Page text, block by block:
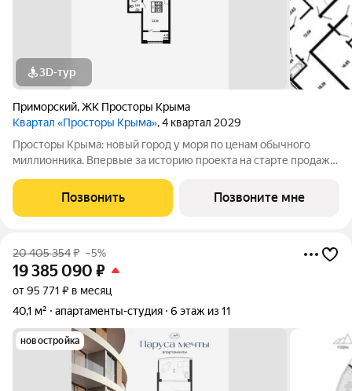
3D-тур
Приморский,ЖК Просторы Крыма
Квартал «Просторы Крыма», 4 квартал 2029
Просторы Крыма: новый город у моря по ценам обычного
миллионника. Впервые за историю проекта на старте продаж
территории. У вас в доступе 2 моря сразу: Черное и Азовское!
Позвонить Позвоните мне
20 405 354₽ –5%
19 385 090 ₽
от 95 771 ₽ в месяц
40,1 м²
апартаменты-студия 6 этаж из 11
новостройка